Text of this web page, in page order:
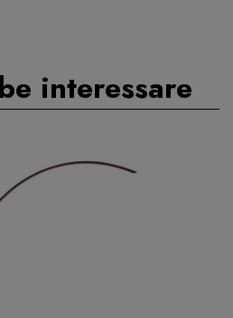
interessare